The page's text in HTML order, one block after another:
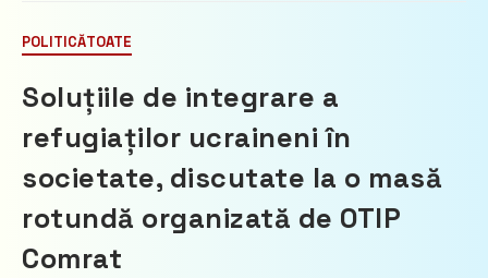
POLITICĂTOATE
Soluțiile de integrare a
refugiaților ucraineni în
societate, discutate la o masă
rotundă organizată de OTIP
Comrat